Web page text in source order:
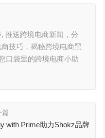
推送跨境电商新闻，分
技巧，揭秘跨境电商黑
口袋里的跨境电商小助
with Prime助力Shokz品牌